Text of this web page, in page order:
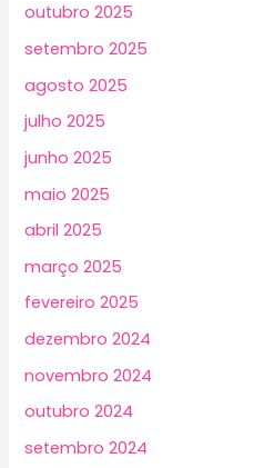
outubro 2025
setembro 2025
agosto 2025
julho 2025
junho 2025
maio 2025
abril 2025
março 2025
fevereiro 2025
dezembro 2024
novembro 2024
outubro 2024
setembro 2024